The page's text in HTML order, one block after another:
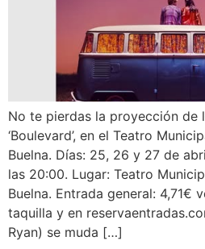
No te pierdas la proyección de
‘Boulevard’, en el Teatro
Buelna. Días: 25, 26 y 27 de
las 20:00. Lugar: Teatro
Buelna. Entrada general: 4,71€
taquilla y en
Ryan) se muda […]